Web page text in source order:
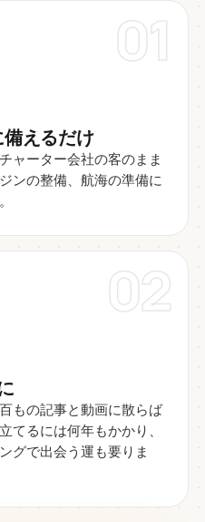
01
えるだけ
ャーター会社の客のまま
ンの整備、航海の準備に
02
もの記事と動画に散らば
てるには何年もかかり、
グで出会う運も要りま